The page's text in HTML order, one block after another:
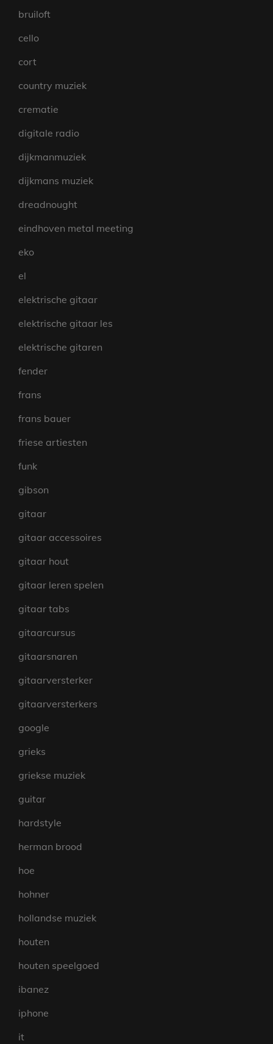
bruiloft
cello
cort
country muziek
crematie
digitale radio
dijkmanmuziek
dijkmans muziek
dreadnought
eindhoven metal meeting
eko
el
elektrische gitaar
elektrische gitaar les
elektrische gitaren
fender
frans
frans bauer
friese artiesten
funk
gibson
gitaar
gitaar accessoires
gitaar hout
gitaar leren spelen
gitaar tabs
gitaarcursus
gitaarsnaren
gitaarversterker
gitaarversterkers
google
grieks
griekse muziek
guitar
hardstyle
herman brood
hoe
hohner
hollandse muziek
houten
houten speelgoed
ibanez
iphone
it